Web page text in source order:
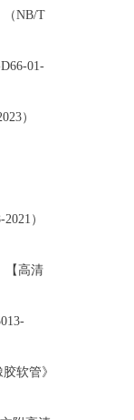
（NB/T
01-
）
）
【高清
软管》